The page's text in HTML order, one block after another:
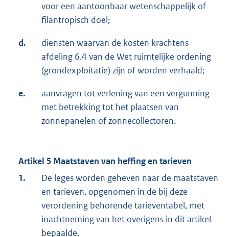
voor een aantoonbaar wetenschappelijk of
filantropisch doel;
d.
diensten waarvan de kosten krachtens
afdeling 6.4 van de Wet ruimtelijke ordening
(grondexploitatie) zijn of worden verhaald;
e.
aanvragen tot verlening van een vergunning
met betrekking tot het plaatsen van
zonnepanelen of zonnecollectoren.
Artikel 5 Maatstaven van heffing en tarieven
1.
De leges worden geheven naar de maatstaven
en tarieven, opgenomen in de bij deze
verordening behorende tarieventabel, met
inachtneming van het overigens in dit artikel
bepaalde.